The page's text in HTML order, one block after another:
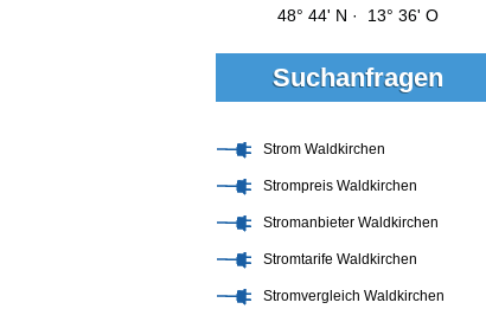
48° 44' N · 13° 36' O
Suchanfragen
Strom Waldkirchen
Strompreis Waldkirchen
Stromanbieter Waldkirchen
Stromtarife Waldkirchen
Stromvergleich Waldkirchen